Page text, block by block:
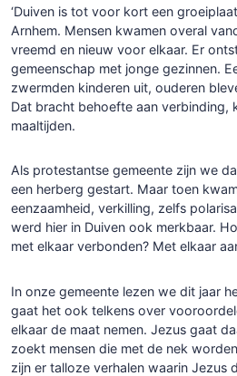
‘Duiven is tot voor kort een
Arnhem. Mensen kwamen overal
vreemd en nieuw voor elkaar. Er
gemeenschap met jonge gezinnen.
zwermden kinderen uit, ouderen
Dat bracht behoefte aan verbinding,
maaltijden.
Als protestantse gemeente zijn we
een herberg gestart. Maar toen
eenzaamheid, verkilling, zelfs
werd hier in Duiven ook merkbaar.
met elkaar verbonden? Met elkaar
In onze gemeente lezen we dit jaar
gaat het ook telkens over
elkaar de maat nemen. Jezus gaat
zoekt mensen die met de nek
zijn er talloze verhalen waarin Jezus